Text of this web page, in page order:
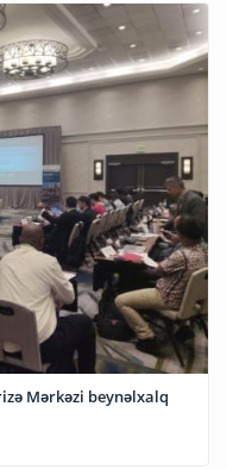
Mərkəzi beynəlxalq